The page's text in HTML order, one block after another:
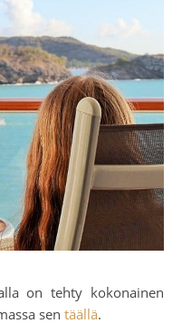
on tehty kokonainen
sen täällä.